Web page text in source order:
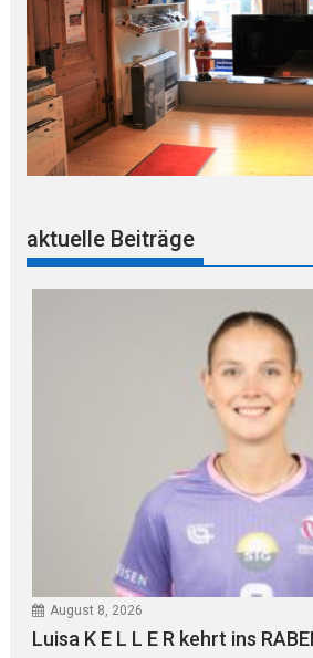
aktuelle Beiträge
August 8, 2026
Luisa K E L L E R kehrt ins